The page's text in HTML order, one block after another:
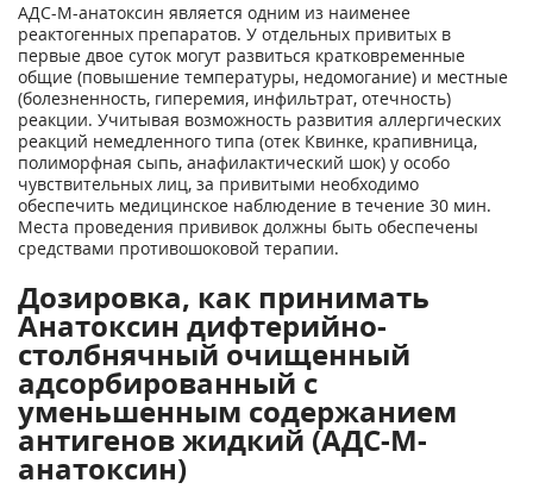
АДС-М-анатоксин является одним из наименее
реактогенных препаратов. У отдельных привитых в
первые двое суток могут развиться кратковременные
общие (повышение температуры, недомогание) и местные
(болезненность, гиперемия, инфильтрат, отечность)
реакции. Учитывая возможность развития аллергических
реакций немедленного типа (отек Квинке, крапивница,
полиморфная сыпь, анафилактический шок) у особо
чувствительных лиц, за привитыми необходимо
обеспечить медицинское наблюдение в течение 30 мин.
Места проведения прививок должны быть обеспечены
средствами противошоковой терапии.
Дозировка, как принимать
Анатоксин дифтерийно-
столбнячный очищенный
адсорбированный c
уменьшенным содержанием
антигенов жидкий (АДС-М-
анатоксин)